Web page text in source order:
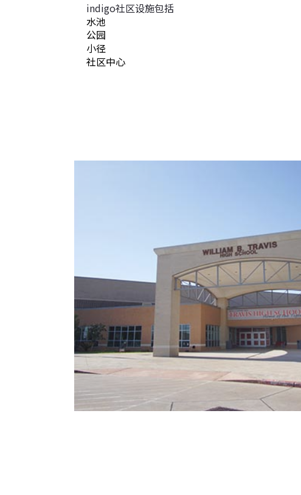
indigo社区设施包括
水池
公园
小径
社区中心